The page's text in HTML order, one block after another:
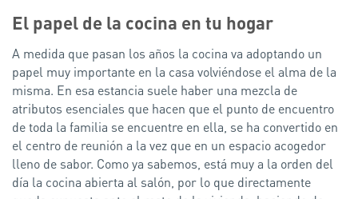
El papel de la cocina en tu hogar
A medida que pasan los años la cocina va adoptando un
papel muy importante en la casa volviéndose el alma de la
misma. En esa estancia suele haber una mezcla de
atributos esenciales que hacen que el punto de encuentro
de toda la familia se encuentre en ella, se ha convertido en
el centro de reunión a la vez que en un espacio acogedor
lleno de sabor. Como ya sabemos, está muy a la orden del
día la cocina abierta al salón, por lo que directamente